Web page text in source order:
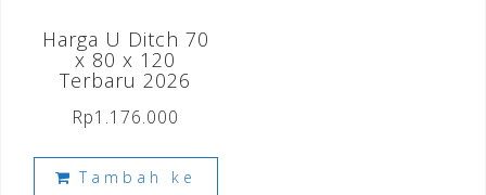
Harga U Ditch 70
x 80 x 120
Terbaru 2026
Rp1.176.000
Tambah ke